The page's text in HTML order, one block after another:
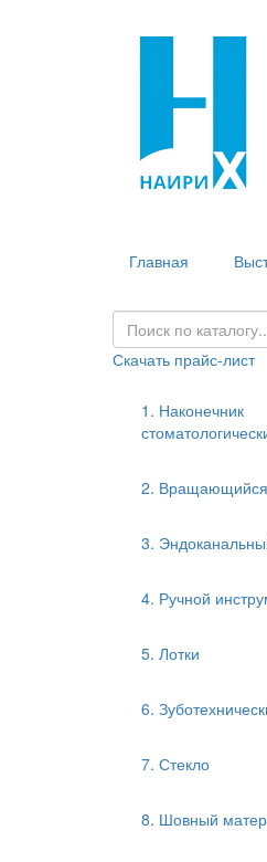
Главная
Скачать прайс-лист
1. Наконечник
2. Вращающийся
3.
4. Ручной
5. Лотки
6.
7. Стекло
8. Шовный